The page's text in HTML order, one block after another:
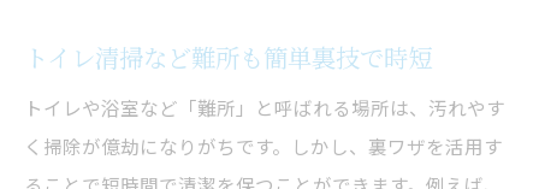
トイレ清掃など難所も簡単裏技で時短
トイレや浴室など「難所」と呼ばれる場所は、汚れやす
く掃除が億劫になりがちです。しかし、裏ワザを活用す